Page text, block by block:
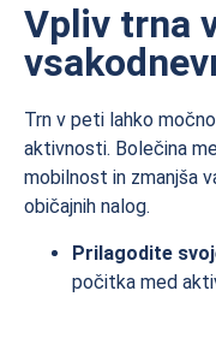
Vpliv trna
Trn v peti lahko
aktivnosti. Bolečina
mobilnost in zmanjša
običajnih nalog.
Prilagodite
počitka med